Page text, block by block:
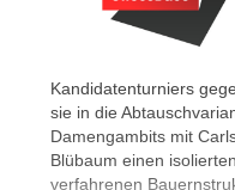
Kandidatenturniers
sie in die
Damengambits mit
Blübaum einen
verfahrenen